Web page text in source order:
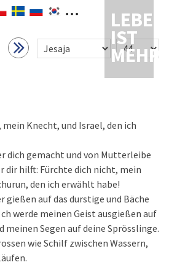
LEBEN
IST
MEHR
Knecht, und Israel, den ich
dich gemacht und von Mutterleibe
dir hilft: Fürchte dich nicht, mein
den ich erwählt habe!
gießen auf das durstige und Bäche
werde meinen Geist ausgießen auf
meinen Segen auf deine Sprösslinge.
wie Schilf zwischen Wassern,